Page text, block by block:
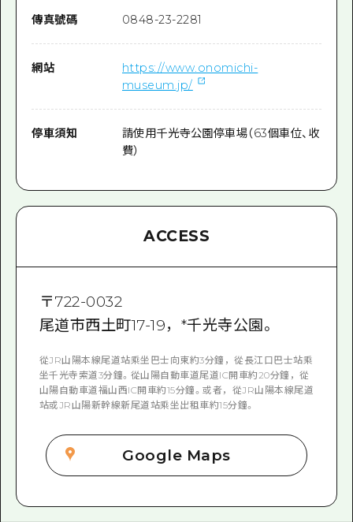
傳真號碼 0848-23-2281
網站
https://www.onomichi-
museum.jp/
停車須知
請使用千光寺公園停車場（63個車位、收
費）
ACCESS
〒722-0032
尾道市西土町17-19，*千光寺公園。
從JR山陽本線尾道站乘坐巴士向東約3分鐘，從長江口巴士站乘
坐千光寺索道3分鐘。從山陽自動車道尾道IC開車約20分鐘，從
山陽自動車道福山西IC開車約15分鐘。或者，從JR山陽本線尾道
站或JR山陽新幹線新尾道站乘坐出租車約15分鐘。
Google Maps